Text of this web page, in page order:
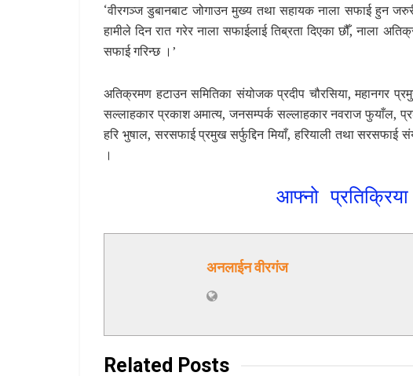
‘वीरगञ्ज डुबानबाट जोगाउन मुख्य तथा सहायक नाला सफाई हुन
हामीले दिन रात गरेर नाला सफाईलाई तिब्रता दिएका छौँ, नाला
सफाई गरिन्छ ।’
अतिक्रमण हटाउन समितिका संयोजक प्रदीप चौरसिया, महानगर
सल्लाहकार प्रकाश अमात्य, जनसम्पर्क सल्लाहकार नवराज फुयाँल,
हरि भुषाल, सरसफाई प्रमुख सर्फुद्दिन मियाँ, हरियाली तथा
।
आफ्नो
अनलाईन वीरगंज
Related Posts